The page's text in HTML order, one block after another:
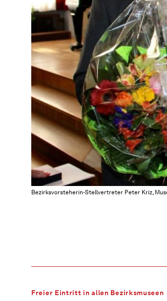
Bezirksvorsteherin-Stellvertreter Peter Kriz,
Freier Eintritt in allen Bezirksmuseen